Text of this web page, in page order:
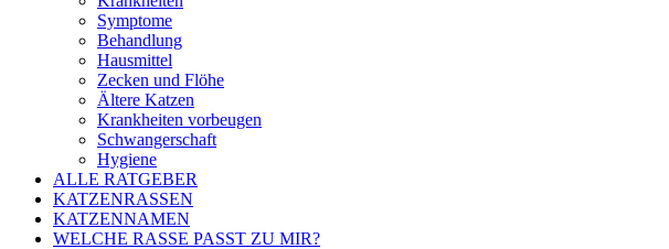
Symptome
Behandlung
Hausmittel
Zecken und Flöhe
Ältere Katzen
Krankheiten vorbeugen
Schwangerschaft
Hygiene
ALLE RATGEBER
KATZENRASSEN
KATZENNAMEN
WELCHE RASSE PASST ZU MIR?